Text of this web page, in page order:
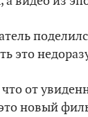
это
от
новый